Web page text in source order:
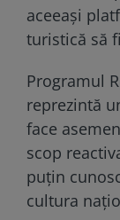
aceeaşi
turistică să
Programul
reprezintă
face
scop
puţin
cultura